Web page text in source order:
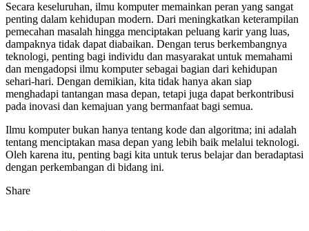
Secara keseluruhan, ilmu komputer memainkan peran yang sangat
penting dalam kehidupan modern. Dari meningkatkan keterampilan
pemecahan masalah hingga menciptakan peluang karir yang luas,
dampaknya tidak dapat diabaikan. Dengan terus berkembangnya
teknologi, penting bagi individu dan masyarakat untuk memahami
dan mengadopsi ilmu komputer sebagai bagian dari kehidupan
sehari-hari. Dengan demikian, kita tidak hanya akan siap
menghadapi tantangan masa depan, tetapi juga dapat berkontribusi
pada inovasi dan kemajuan yang bermanfaat bagi semua.
Ilmu komputer bukan hanya tentang kode dan algoritma; ini adalah
tentang menciptakan masa depan yang lebih baik melalui teknologi.
Oleh karena itu, penting bagi kita untuk terus belajar dan beradaptasi
dengan perkembangan di bidang ini.
Share